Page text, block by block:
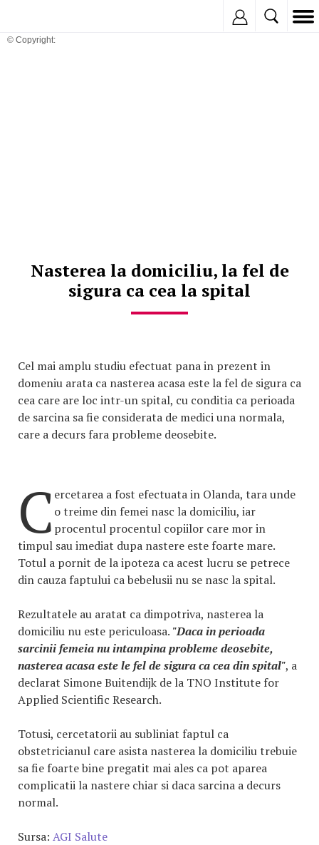
© Copyright:
Nasterea la domiciliu, la fel de
sigura ca cea la spital
Cel mai amplu studiu efectuat pana in prezent in
domeniu arata ca nasterea acasa este la fel de sigura ca
cea care are loc intr-un spital, cu conditia ca perioada
de sarcina sa fie considerata de medici una normala,
care a decurs fara probleme deosebite.
C ercetarea a fost efectuata in Olanda, tara unde
o treime din femei nasc la domiciliu, iar
procentul procentul copiilor care mor in
timpul sau imediat dupa nastere este foarte mare.
Totul a pornit de la ipoteza ca acest lucru se petrece
din cauza faptului ca bebelusii nu se nasc la spital.
Rezultatele au aratat ca dimpotriva, nasterea la
domiciliu nu este periculoasa. "Daca in perioada
sarcinii femeia nu intampina probleme deosebite,
nasterea acasa este le fel de sigura ca cea din spital", a
declarat Simone Buitendijk de la TNO Institute for
Applied Scientific Research.
Totusi, cercetatorii au subliniat faptul ca
obstetricianul care asista nasterea la domiciliu trebuie
sa fie foarte bine pregatit mai ales ca pot aparea
complicatii la nastere chiar si daca sarcina a decurs
normal.
Sursa: AGI Salute